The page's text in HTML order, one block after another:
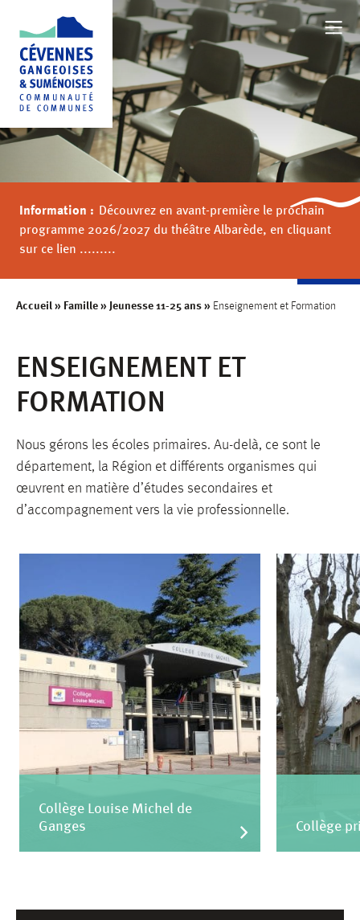
NOTRE TERRITOIRE
AU QUOTIDIEN
Information :
Découvrez en avant-première le prochain
programme 2026/2027 du théâtre Albarède, en cliquant
sur ce lien .........
Accueil » Famille » Jeunesse 11-25 ans » Enseignement et Formation
ENSEIGNEMENT ET
FORMATION
Nous gérons les écoles primaires. Au-delà, ce sont le
département, la Région et différents organismes qui
œuvrent en matière d’études secondaires et
d’accompagnement vers la vie professionnelle.
Collège Louise Michel de
Ganges
Collège